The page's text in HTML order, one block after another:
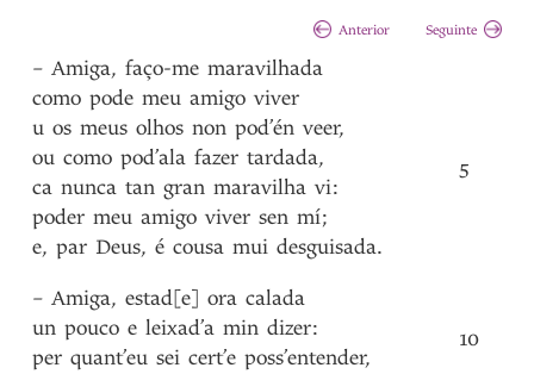
Anterior Seguinte
– Amiga, faço-me maravilhada
como pode meu amigo viver
u os meus olhos non pod’én veer,
ou como pod’ala fazer tardada,
ca nunca tan gran maravilha vi:
poder meu amigo viver sen mí;
e, par Deus, é cousa mui desguisada.
– Amiga, estad[e] ora calada
un pouco e leixad’a min dizer:
per quant’eu sei cert’e poss’entender,
5
10